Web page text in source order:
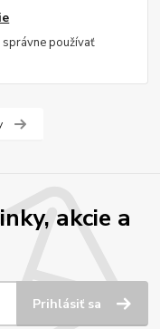
správne používať
akcie a
Prihlásiť sa